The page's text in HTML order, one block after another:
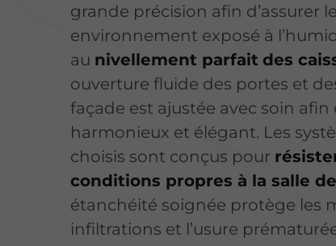
grande précision afin d’assurer
environnement exposé à
au nivellement parfait des
ouverture fluide des portes et
façade est ajustée avec soin
harmonieux et élégant. Les
choisis sont conçus pour
conditions propres à la salle
étanchéité soignée protège les
infiltrations et l’usure